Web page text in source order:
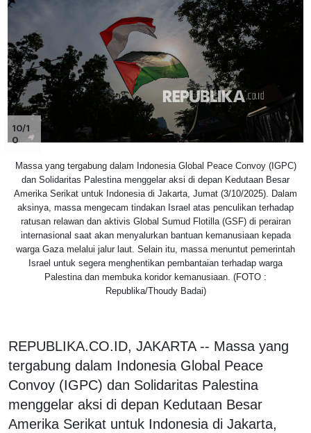
10/1
0
Massa yang tergabung dalam Indonesia Global Peace Convoy (IGPC)
dan Solidaritas Palestina menggelar aksi di depan Kedutaan Besar
Amerika Serikat untuk Indonesia di Jakarta, Jumat (3/10/2025). Dalam
aksinya, massa mengecam tindakan Israel atas penculikan terhadap
ratusan relawan dan aktivis Global Sumud Flotilla (GSF) di perairan
internasional saat akan menyalurkan bantuan kemanusiaan kepada
warga Gaza melalui jalur laut. Selain itu, massa menuntut pemerintah
Israel untuk segera menghentikan pembantaian terhadap warga
Palestina dan membuka koridor kemanusiaan. (FOTO :
Republika/Thoudy Badai)
REPUBLIKA.CO.ID, JAKARTA -- Massa yang
tergabung dalam Indonesia Global Peace
Convoy (IGPC) dan Solidaritas Palestina
menggelar aksi di depan Kedutaan Besar
Amerika Serikat untuk Indonesia di Jakarta,